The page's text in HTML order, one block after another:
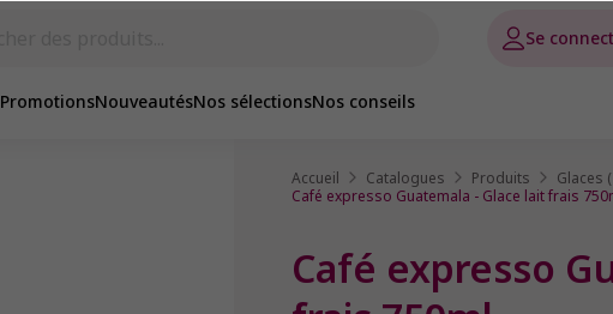
Se
PromotionsNouveautésNos sélectionsNos conseils
Accueil Catalogues Produits Glaces
Café expresso Guatemala - Glace lait frais
Café expresso